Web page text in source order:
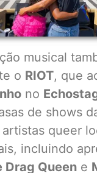
musical
o RIOT, que
no
de shows
queer
incluindo
Drag Queen e